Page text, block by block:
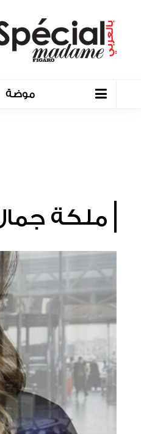
موضة
ملكة